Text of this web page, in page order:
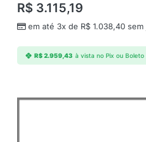
R$ 3.115,19
em até 3x de R$ 1.038,40 sem
R$2.959,43 à vista no Pix ou Boleto